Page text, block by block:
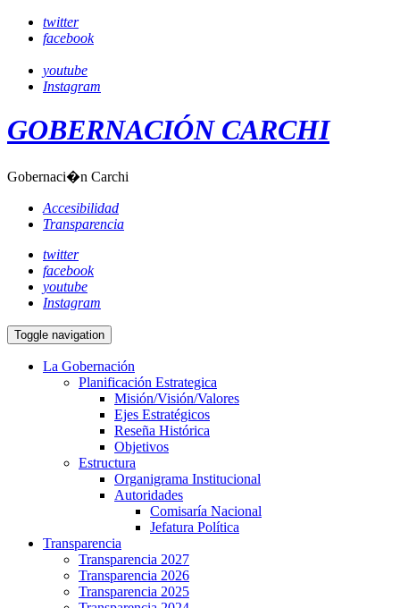
twitter
facebook
youtube
Instagram
GOBERNACIÓN CARCHI
Gobernaci�n Carchi
Accesibilidad
Transparencia
twitter
facebook
youtube
Instagram
Toggle navigation
La Gobernación
Planificación Estrategica
Misión/Visión/Valores
Ejes Estratégicos
Reseña Histórica
Objetivos
Estructura
Organigrama Institucional
Autoridades
Comisaría Nacional
Jefatura Política
Transparencia
Transparencia 2027
Transparencia 2026
Transparencia 2025